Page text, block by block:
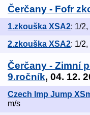
Čerčany - Fofr
1.zkouška XSA2: 1/
2.zkouška XSA2: 1/
Čerčany - Zimní
9.ročník, 04. 12.
Czech Imp Jump
m/s